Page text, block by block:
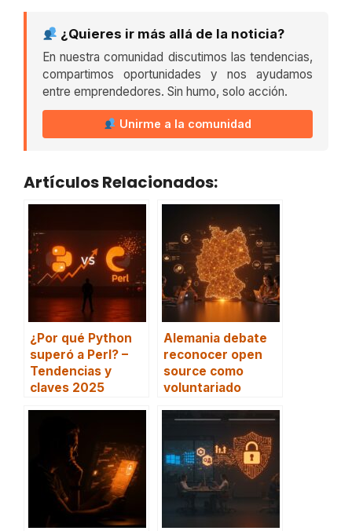
¿Quieres ir más allá de la noticia?
En nuestra comunidad discutimos las tendencias,
compartimos oportunidades y nos ayudamos
entre emprendedores. Sin humo, solo acción.
Unirme a la comunidad
Artículos Relacionados:
¿Por qué Python
superó a Perl? –
Tendencias y
claves 2025
Alemania debate
reconocer open
source como
voluntariado